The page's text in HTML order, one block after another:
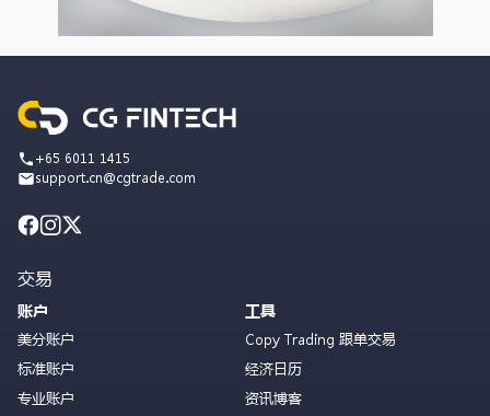
+65 6011 1415
support.cn@cgtrade.com
交易
账户
美分账户
标准账户
专业账户
工具
Copy Trading 跟单交易
经济日历
资讯博客